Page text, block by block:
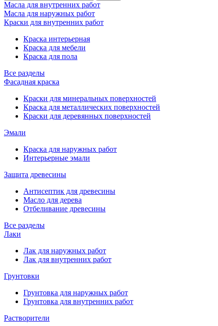
Масла для внутренних работ
Масла для наружных работ
Краски для внутренних работ
Краска интерьерная
Краска для мебели
Краска для пола
Все разделы
Фасадная краска
Краски для минеральных поверхностей
Краска для металлических поверхностей
Краски для деревянных поверхностей
Эмали
Краска для наружных работ
Интерьерные эмали
Защита древесины
Антисептик для древесины
Масло для дерева
Отбеливание древесины
Все разделы
Лаки
Лак для наружных работ
Лак для внутренних работ
Грунтовки
Грунтовка для наружных работ
Грунтовка для внутренних работ
Растворители